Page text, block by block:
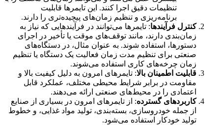
تنظیمات دقیق اجرا کنند. این تایمرها قابلیت
برنامه‌ریزی و تنظیم زمان‌های پیچیده‌تری را دارند.
کنترل فرآیندها: تایمرها می‌توانند در فرآیندهایی که نیاز به
زمان‌بندی دارند، مانند توقف‌های موقت یا تأخیر در اجرای
دستورها، استفاده شوند. به عنوان مثال، در دستگاه‌های
صنعتی برای تنظیم مدت زمان فعالیت یک دستگاه یا تنظیم
زمان چرخه‌های کاری استفاده می‌شوند.
قابلیت اطمینان بالا: تایمرهای امرون به دلیل کیفیت بالا و
مقاومت در برابر شرایط محیطی مختلف، عملکرد قابل
اعتمادی را در محیط‌های صنعتی ارائه می‌دهند.
کاربردهای گسترده: از تایمرهای امرون در بسیاری از صنایع
از جمله خودروسازی، بسته‌بندی، تولید مواد غذایی، و خطوط
تولید خودکار استفاده می‌شود.